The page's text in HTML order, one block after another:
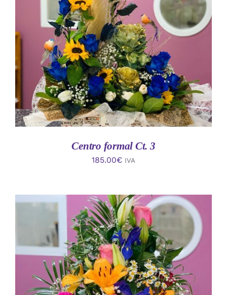
AÑADIR AL CARRITO
/
DETALLES
Centro formal Ct. 3
185.00€ IVA
AÑADIR AL CARRITO
/